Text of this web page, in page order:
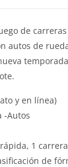
de
autos de
y en línea)
-Autos
1
de